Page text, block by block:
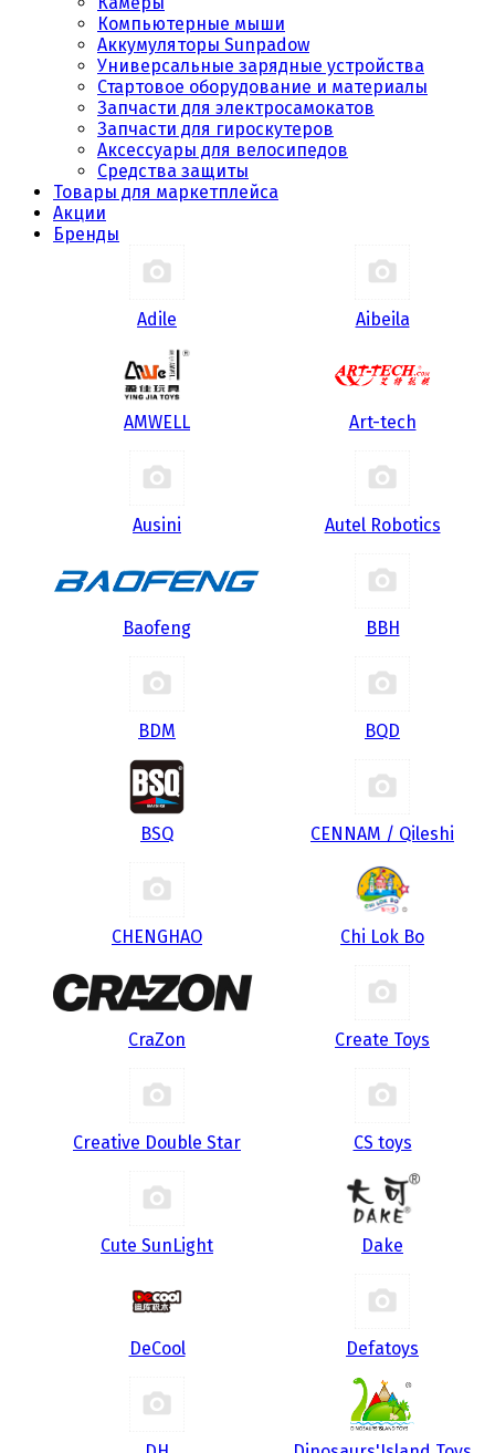
Компьютерные мыши
Аккумуляторы Sunpadow
Универсальные зарядные устройства
Стартовое оборудование и материалы
Запчасти для электросамокатов
Запчасти для гироскутеров
Аксессуары для велосипедов
Средства защиты
Товары для маркетплейса
Акции
Бренды
Adile Aibeila
AMWELL Art-tech
Ausini Autel Robotics
Baofeng BBH
BDM BQD
BSQ CENNAM / Qileshi
CHENGHAO Chi Lok Bo
CraZon Create Toys
Creative Double Star CS toys
Cute SunLight Dake
DeCool Defatoys